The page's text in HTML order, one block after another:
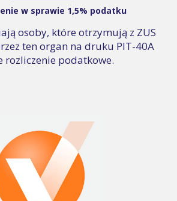
w sprawie 1,5% podatku
osoby, które otrzymują z ZUS
ten organ na druku PIT-40A
rozliczenie podatkowe.